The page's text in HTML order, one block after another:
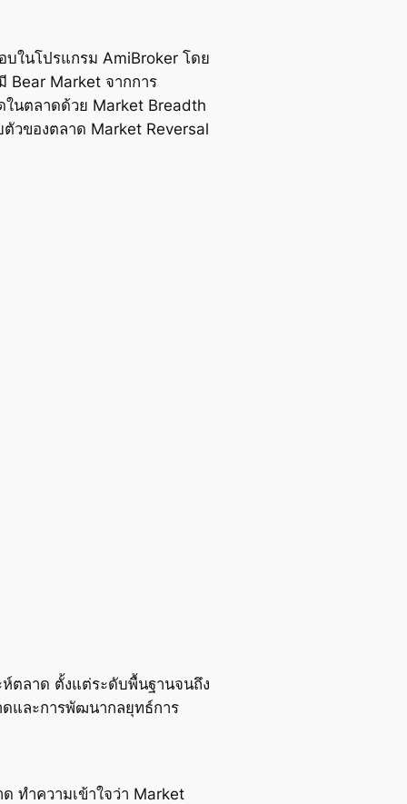
บในโปรแกรม AmiBroker โดย
Bear Market จากการ
ในตลาดด้วย Market Breadth
วของตลาด Market Reversal
ห์ตลาด ตั้งแต่ระดับพื้นฐานจนถึง
ดและการพัฒนากลยุทธ์การ
ทำความเข้าใจว่า Market